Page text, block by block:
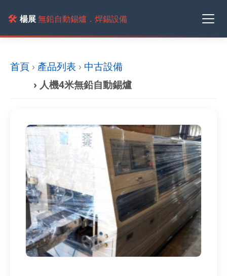
🛠️ 楊展無鉛自動錫爐．焊錫設備
首頁 › 產品列表 › 中古設備
› 人機4米無鉛自動錫爐